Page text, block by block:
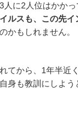
人に2人位はかか
ルスも、この先イ
のかもしれません。
てから、1年半近
身も教訓にしよ